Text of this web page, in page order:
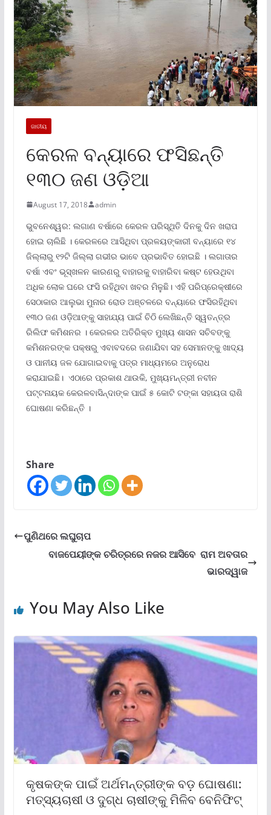
ଜାତୀୟ
କେରଳ ବନ୍ୟାରେ ଫସିଛନ୍ତି
୧୩୦ ଜଣ ଓଡ଼ିଆ
August 17, 2018 admin
ଭୁବନେଶ୍ୱର: ଲଗାଣ ବର୍ଷାରେ କେରଳ ପରିସ୍ଥିତି ଦିନକୁ ଦିନ ଖରାପ
ହୋଇ ଚାଲିଛି । କେରଳରେ ଆସିଥିବା ପ୍ରଳୟଙ୍କାରୀ ବନ୍ୟାରେ ୧୪
ଜିଲ୍ଲାରୁ ୧୨ଟି ଜିଲ୍ଲା ଗଭୀର ଭାବେ ପ୍ରଭାବିତ ହୋଇଛି । ଲଗାତାର
ବର୍ଷା ଏବଂ ଭୂସ୍ଖଳନ କାରଣରୁ ବାହାରକୁ ବାହାରିବା କଷ୍ଟ ହେଉଥିବା
ଅଧିକ ଲୋକ ଘରେ ଫସି ରହିଥିବା ଖବର ମିଳୁଛି। ଏହି ପରିପ୍ରେକ୍ଷୀରେ
ସେଠାକାର ଆଲୁଭା ମୁନାର ରୋଡ ଅଞ୍ଚଳରେ ବନ୍ୟାରେ ଫସିରହିଥିବା
୧୩୦ ଜଣ ଓଡ଼ିଆଙ୍କୁ ସାହାଯ୍ୟ ପାଇଁ ଚିଠି ଲେଖିଛନ୍ତି ସ୍ୱତନ୍ତ୍ର
ରିଲିଫ କମିଶନର । କେରଳର ଅତିରିକ୍ତ ମୁଖ୍ୟ ଶାସନ ସଚିବଙ୍କୁ
କମିଶନରଙ୍କ ପକ୍ଷରୁ ଏବାବଦରେ ଜଣାଯିବା ସହ ସେମାନଙ୍କୁ ଖାଦ୍ୟ
ଓ ପାନୀୟ ଜଳ ଯୋଗାଇବାକୁ ପତ୍ର ମାଧ୍ୟମରେ ଅନୁରୋଧ
କରାଯାଇଛି। ଏଠାରେ ପ୍ରକାଶ ଥାଉକି, ମୁଖ୍ୟମନ୍ତ୍ରୀ ନବୀନ
ପଟ୍ଟନାୟକ କେରଳବାସିନ୍ଦାଙ୍କ ପାଇଁ ୫ କୋଟି ଟଙ୍କା ସହାୟତା ରାଶି
ଘୋଷଣା କରିଛନ୍ତି ।
Share
ପୁଣିଥରେ ଲଘୁଚାପ
ବାଜପେୟୀଙ୍କ ଚରିତ୍ରରେ ନଜର ଆସିବେ ରାମ ଅବତାର
ଭାରଦ୍ୱାଜ
You May Also Like
କୃଷକଙ୍କ ପାଇଁ ଅର୍ଥମନ୍ତ୍ରୀଙ୍କ ବଡ଼ ଘୋଷଣା:
ମତ୍ସ୍ୟଚାଷୀ ଓ ଦୁଗ୍ଧ ଚାଷୀଙ୍କୁ ମିଳିବ ବେନିଫିଟ୍